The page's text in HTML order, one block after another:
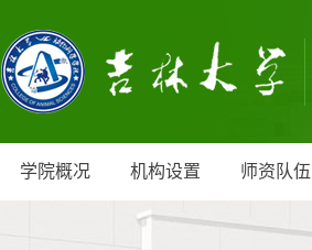
学院概况 机构设置 师资队伍